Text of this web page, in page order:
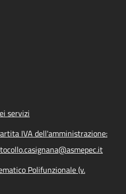
servizi
IVA dell'amministrazione:
Polifunzionale (v.